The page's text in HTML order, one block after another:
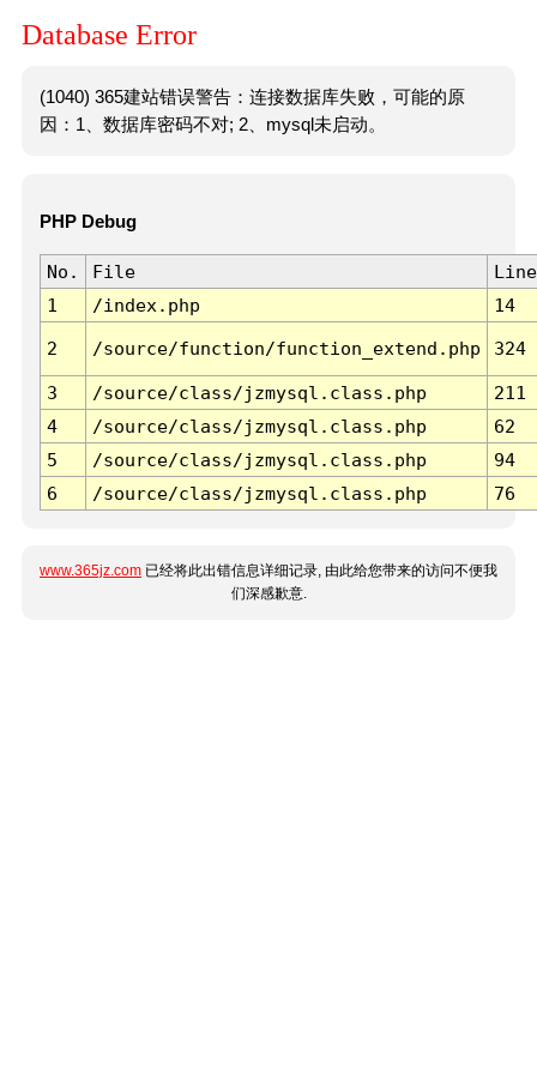
Database Error
(1040) 365建站错误警告：连接数据库失败，可能的原
因：1、数据库密码不对; 2、mysql未启动。
PHP Debug
No. File
Line
1
/index.php 14
2 /source/function/function_extend.php 324
3 /source/class/jzmysql.class.php
211
4
/source/class/jzmysql.class.php
62
5
/source/class/jzmysql.class.php
94
6
/source/class/jzmysql.class.php 76
www.365jz.com 已经将此出错信息详细记录, 由此给您带来的访问不便我
们深感歉意.